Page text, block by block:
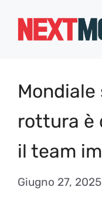
rottura è
il team
Giugno 27, 2025